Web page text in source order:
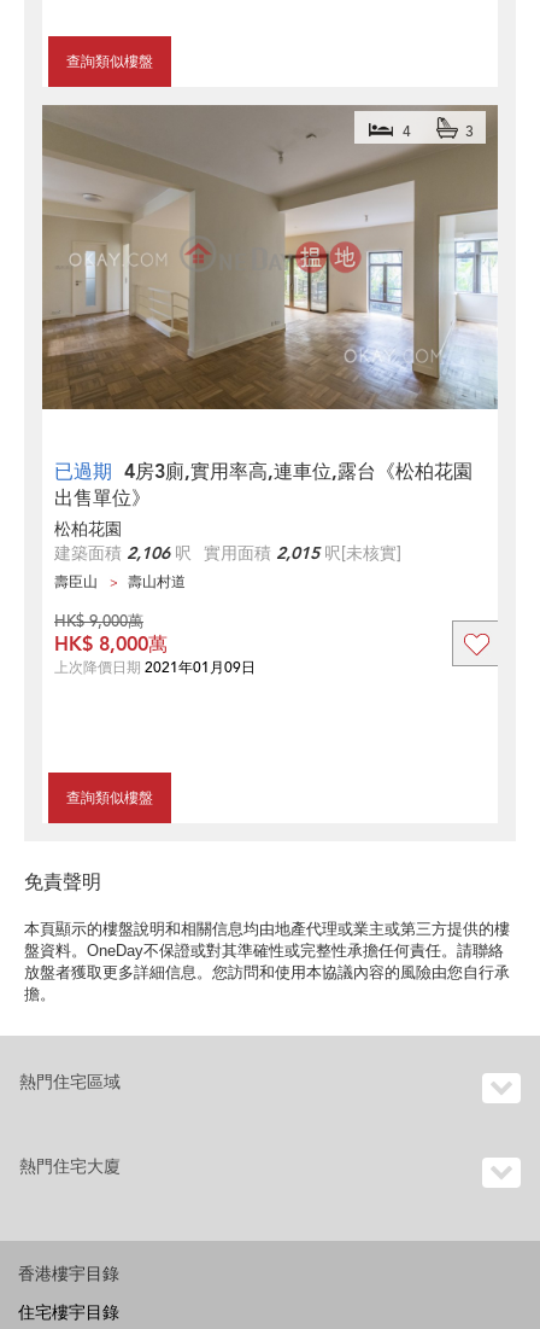
查詢類似樓盤
已過期 4房3廁,實用率高,連車位,露台《松柏花園
出售單位》
4 3
松柏花園
建築面積 2,106呎 實用面積 2,015呎[未核實]
壽臣山 壽山村道
查詢類似樓盤
HK$ 9,000萬
HK$ 8,000萬
上次降價日期 2021年01月09日
免責聲明
本頁顯示的樓盤說明和相關信息均由地產代理或業主或第三方提供的樓
盤資料。OneDay不保證或對其準確性或完整性承擔任何責任。請聯絡
放盤者獲取更多詳細信息。您訪問和使用本協議內容的風險由您自行承
擔。
熱門住宅區域
熱門住宅大廈
香港樓宇目錄
住宅樓宇目錄